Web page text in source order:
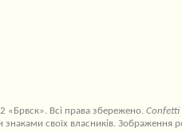
«Брвск». Всі права збережено. Confetti
своїх власників. Зображення